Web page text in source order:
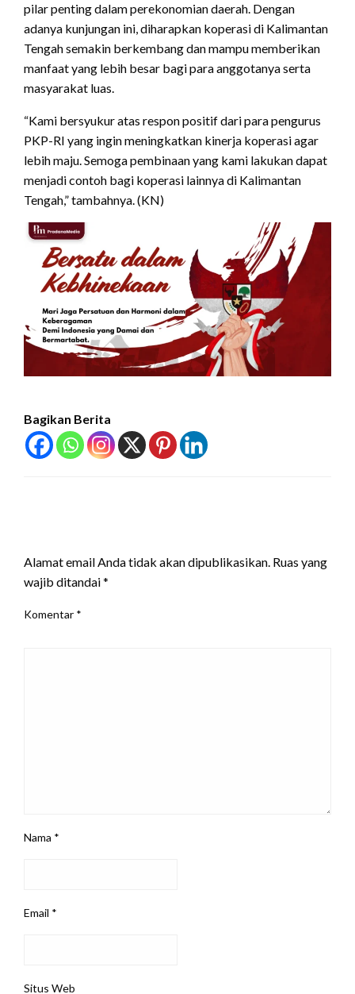
pilar penting dalam perekonomian daerah. Dengan
adanya kunjungan ini, diharapkan koperasi di Kalimantan
Tengah semakin berkembang dan mampu memberikan
manfaat yang lebih besar bagi para anggotanya serta
masyarakat luas.
“Kami bersyukur atas respon positif dari para pengurus
PKP-RI yang ingin meningkatkan kinerja koperasi agar
lebih maju. Semoga pembinaan yang kami lakukan dapat
menjadi contoh bagi koperasi lainnya di Kalimantan
Tengah,” tambahnya. (KN)
Bagikan Berita
Alamat email Anda tidak akan dipublikasikan. Ruas yang
wajib ditandai*
Komentar *
Nama *
Email *
Situs Web